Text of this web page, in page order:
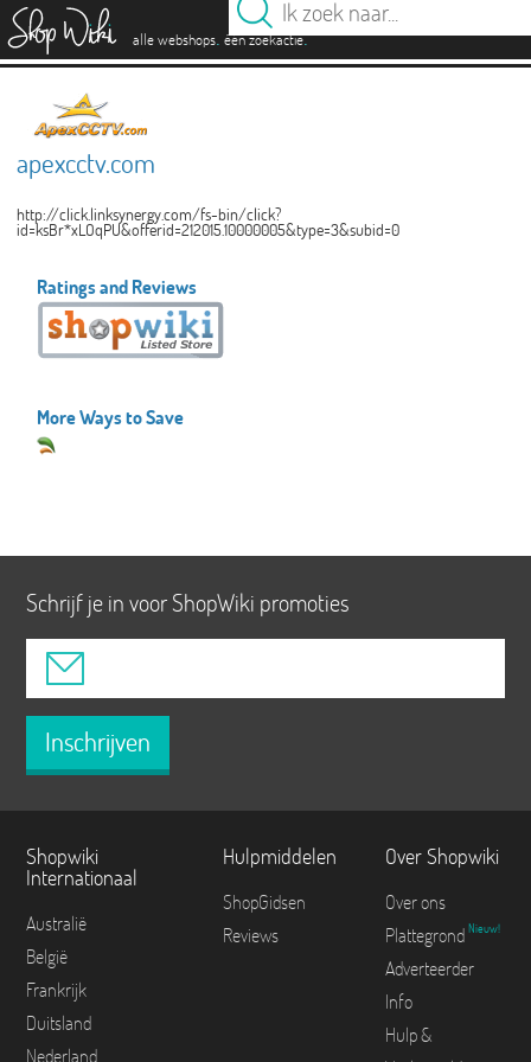
alle webshops. één zoekactie.
apexcctv.com
http://click.linksynergy.com/fs-bin/click?
id=ksBr*xLOqPU&offerid=212015.10000005&type=3&subid=0
Ratings and Reviews
More Ways to Save
Schrijf je in voor ShopWiki promoties
Inschrijven
Shopwiki
Internationaal
Australië
België
Frankrijk
Duitsland
Nederland
Hulpmiddelen
ShopGidsen
Reviews
Over Shopwiki
Over ons
Plattegrond Nieuw!
Adverteerder
Info
Hulp &